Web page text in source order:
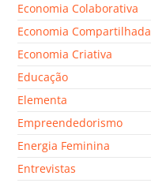
Economia Colaborativa
Economia Compartilhada
Economia Criativa
Educação
Elementa
Empreendedorismo
Energia Feminina
Entrevistas